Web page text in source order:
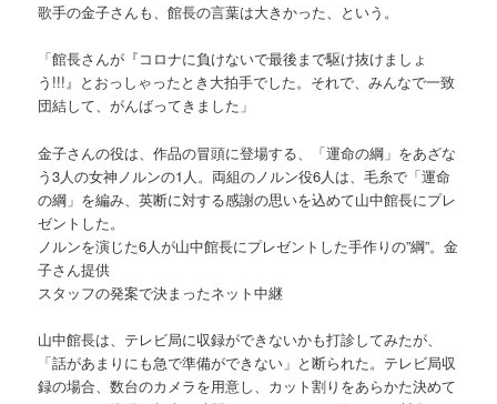
歌手の金子さんも、館長の言葉は大きかった、という。
「館長さんが『コロナに負けないで最後まで駆け抜けましょ
う!!!』とおっしゃったとき大拍手でした。それで、みんなで一致
団結して、がんばってきました」
金子さんの役は、作品の冒頭に登場する、「運命の綱」をあざな
う3人の女神ノルンの1人。両組のノルン役6人は、毛糸で「運命
の綱」を編み、英断に対する感謝の思いを込めて山中館長にプレ
ゼントした。
ノルンを演じた6人が山中館長にプレゼントした手作りの”綱”。金
子さん提供
スタッフの発案で決まったネット中継
山中館長は、テレビ局に収録ができないかも打診してみたが、
「話があまりにも急で準備ができない」と断られた。テレビ局収
録の場合、数台のカメラを用意し、カット割りをあらかた決めて